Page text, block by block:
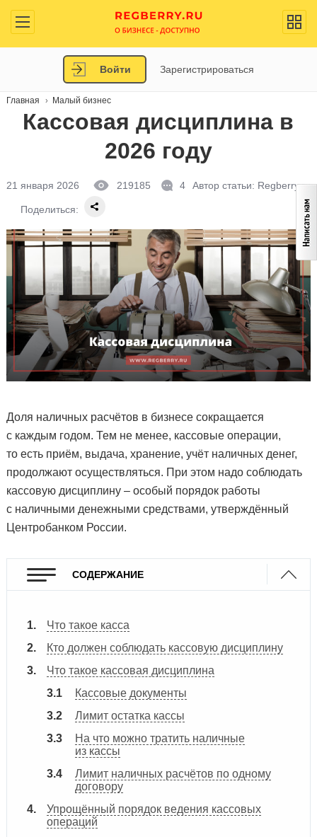
Войти Зарегистрироваться
Главная Малый бизнес
Кассовая дисциплина в
2026 году
21 января 2026 219185 4 Автор статьи: Regberry.ru
Поделиться:
Доля наличных расчётов в бизнесе сокращается
с каждым годом. Тем не менее, кассовые операции,
то есть приём, выдача, хранение, учёт наличных денег,
продолжают осуществляться. При этом надо соблюдать
кассовую дисциплину – особый порядок работы
с наличными денежными средствами, утверждённый
Центробанком России.
СОДЕРЖАНИЕ
Что такое касса
Кто должен соблюдать кассовую дисциплину
Что такое кассовая дисциплина
Кассовые документы
Лимит остатка кассы
На что можно тратить наличные
из кассы
Лимит наличных расчётов по одному
договору
Упрощённый порядок ведения кассовых
операций